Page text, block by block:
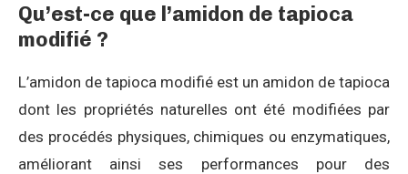
Qu’est-ce que l’amidon de tapioca
modifié ?
L’amidon de tapioca modifié est un amidon de tapioca
dont les propriétés naturelles ont été modifiées par
des procédés physiques, chimiques ou enzymatiques,
améliorant ainsi ses performances pour des